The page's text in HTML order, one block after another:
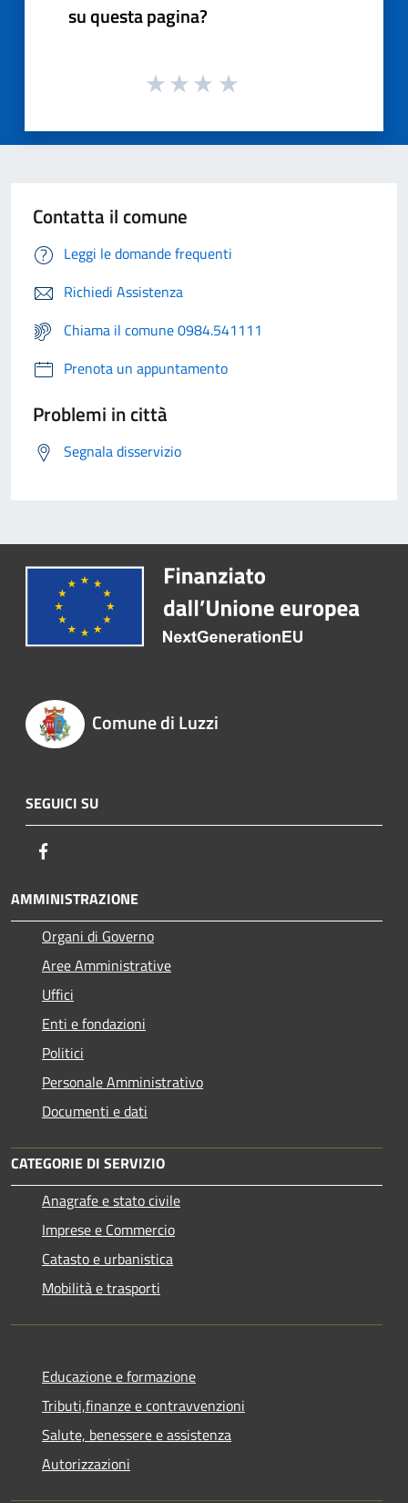
su questa pagina?
Contatta il comune
Leggi le domande frequenti
Richiedi Assistenza
Chiama il comune 0984.541111
Prenota un appuntamento
Problemi in città
Segnala disservizio
Comune di Luzzi
SEGUICI SU
AMMINISTRAZIONE
Organi di Governo
Aree Amministrative
Uffici
Enti e fondazioni
Politici
Personale Amministrativo
Documenti e dati
CATEGORIE DI SERVIZIO
Anagrafe e stato civile
Imprese e Commercio
Catasto e urbanistica
Mobilità e trasporti
Educazione e formazione
Tributi,finanze e contravvenzioni
Salute, benessere e assistenza
Autorizzazioni